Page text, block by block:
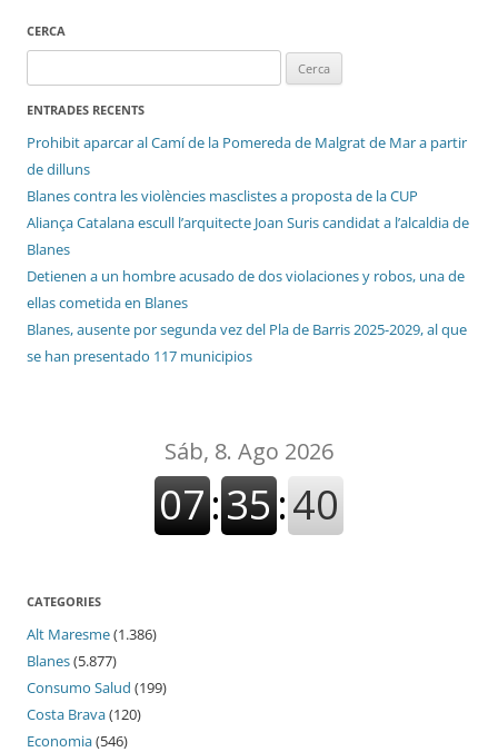
CERCA
ENTRADES RECENTS
Prohibit aparcar al Camí de la Pomereda de Malgrat de Mar a partir
de dilluns
Blanes contra les violències masclistes a proposta de la CUP
Aliança Catalana escull l’arquitecte Joan Suris candidat a l’alcaldia de
Blanes
Detienen a un hombre acusado de dos violaciones y robos, una de
ellas cometida en Blanes
Blanes, ausente por segunda vez del Pla de Barris 2025-2029, al que
se han presentado 117 municipios
CATEGORIES
Alt Maresme(1.386)
Blanes(5.877)
Consumo Salud (199)
Costa Brava(120)
Economia(546)